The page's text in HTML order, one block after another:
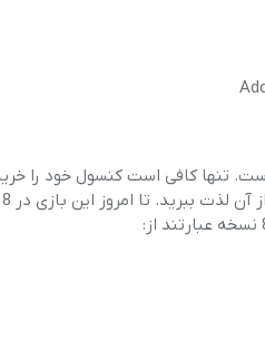
تنها کافی است کنسول خود را